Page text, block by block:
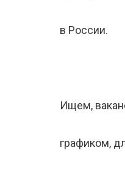
в России.
Ищем,
графиком,